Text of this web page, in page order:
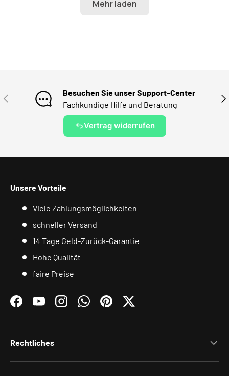
VORHERIGE
Besuchen Sie unser Support-Center
Fachkundige Hilfe und Beratung
Vertrag widerrufen
Unsere Vorteile
Viele Zahlungsmöglichkeiten
schneller Versand
14 Tage Geld-Zurück-Garantie
Hohe Qualität
faire Preise
FacebookYouTubeInstagramWhatsAppPinterestTwitter
Rechtliches